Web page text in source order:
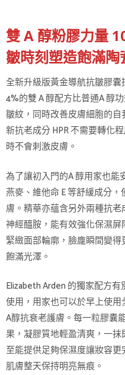
雙 A 醇粉膠力量
皺時刻塑造飽滿陶
全新升級版黃金導航抗皺膠囊
4%的雙 A 醇配方比普通A 醇
皺紋，同時改善皮膚細胞的
新抗老成分 HPR 不需要轉化
時不會刺激皮膚。
為了讓初入門的A 醇用家也能
燕麥、維他命 E 等舒緩成分
膚。精華亦蘊含另外兩種抗
神經醯胺，能有效強化保濕
緊緻面部輪廓，臉龐瞬間變
飽滿光澤。
Elizabeth Arden 的獨家配方
使用，用家也可以於早上使
A醇抗衰老護膚。每一粒膠囊
果，凝膠質地輕盈清爽，一
至能提供足夠保濕度讓妝容
肌膚整天保持明亮無痕。